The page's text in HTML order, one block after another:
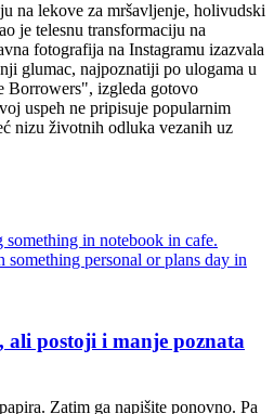
na lekove za mršavljenje, holivudski
je telesnu transformaciju na
fotografija na Instagramu izazvala
glumac, najpoznatiji po ulogama u
Borrowers", izgleda gotovo
uspeh ne pripisuje popularnim
nizu životnih odluka vezanih uz
ali postoji i manje poznata
Zatim ga napišite ponovno. Pa